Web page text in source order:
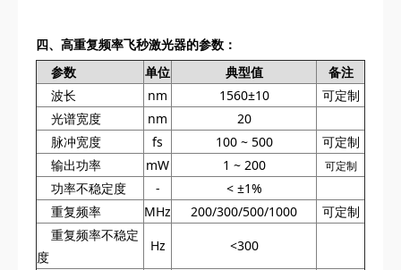
四、高重复频率飞秒激光器的参数：
参数
单位 典型值
备注
波长
nm 1560±10
可定制
光谱宽度
nm
20
脉冲宽度
fs 100 ~ 500
可定制
输出功率
mW 1 ~ 200 可定制
功率不稳定度 -
< ±1%
重复频率
MHz 200/300/500/1000
可定制
重复频率不稳定
度
Hz <300